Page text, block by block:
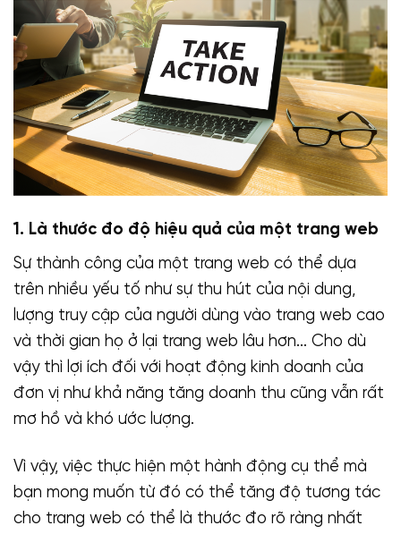
1. Là thước đo độ hiệu quả của một trang web
Sự thành công của một trang web có thể dựa
trên nhiều yếu tố như sự thu hút của nội dung,
lượng truy cập của người dùng vào trang web cao
và thời gian họ ở lại trang web lâu hơn… Cho dù
vậy thì lợi ích đối với hoạt động kinh doanh của
đơn vị như khả năng tăng doanh thu cũng vẫn rất
mơ hồ và khó ước lượng.
Vì vậy, việc thực hiện một hành động cụ thể mà
bạn mong muốn từ đó có thể tăng độ tương tác
cho trang web có thể là thước đo rõ ràng nhất